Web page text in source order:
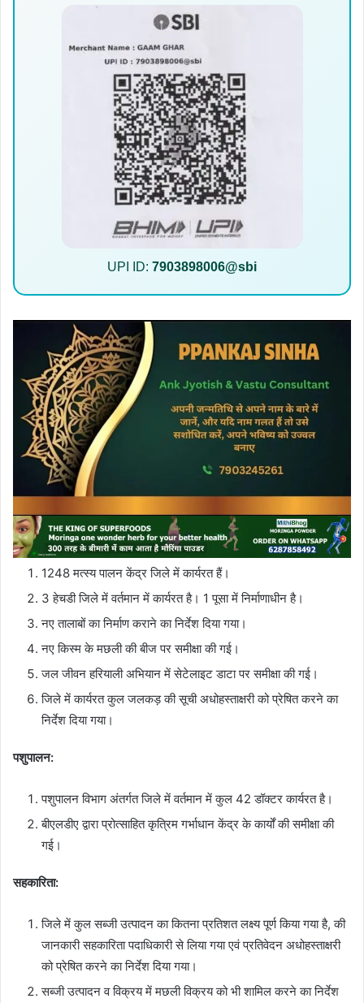
UPI ID: 7903898006@sbi
1248 मत्स्य पालन केंद्र जिले में कार्यरत हैं।
3 हेचडी जिले में वर्तमान में कार्यरत है। 1 पूसा में निर्माणाधीन है।
नए तालाबों का निर्माण कराने का निर्देश दिया गया।
नए किस्म के मछली की बीज पर समीक्षा की गई।
जल जीवन हरियाली अभियान में सेटेलाइट डाटा पर समीक्षा की गई।
जिले में कार्यरत कुल जलकड़ की सूची अधोहस्ताक्षरी को प्रेषित करने का
निर्देश दिया गया।
पशुपालन:
पशुपालन विभाग अंतर्गत जिले में वर्तमान में कुल 42 डॉक्टर कार्यरत है।
बीएलडीए द्वारा प्रोत्साहित कृत्रिम गर्भाधान केंद्र के कार्यों की समीक्षा की
गई।
सहकारिता:
जिले में कुल सब्जी उत्पादन का कितना प्रतिशत लक्ष्य पूर्ण किया गया है, की
जानकारी सहकारिता पदाधिकारी से लिया गया एवं प्रतिवेदन अधोहस्ताक्षरी
को प्रेषित करने का निर्देश दिया गया।
सब्जी उत्पादन व विक्रय में मछली विक्रय को भी शामिल करने का निर्देश